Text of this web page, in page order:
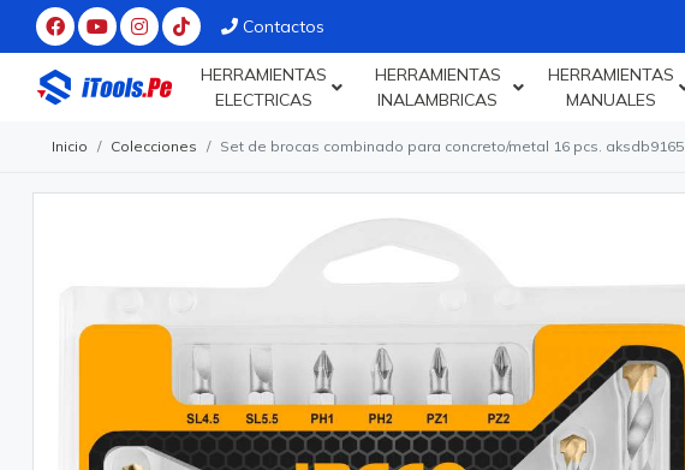
Contactos
HERRAMIENTAS
ELECTRICAS
HERRAMIENTAS
INALAMBRICAS
HERRAMIENTAS
MANUALES
Inicio Colecciones Set de brocas combinado para concreto/metal 16 pcs. aksdb9165